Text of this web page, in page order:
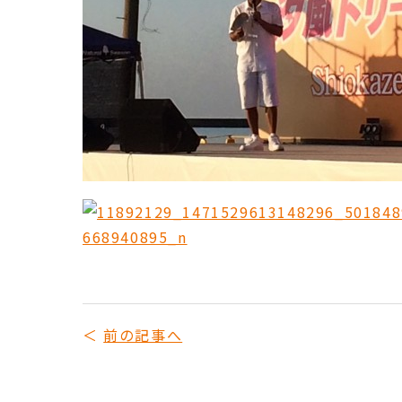
前の記事へ